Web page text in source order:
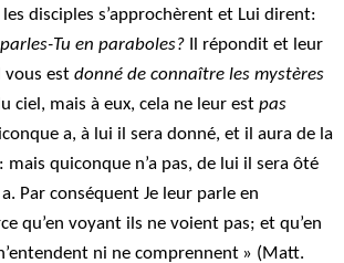
disciples s’approchèrent et Lui dirent:
Tu en paraboles? Il répondit et leur
vous estdonné de connaître les mystères
ciel, mais à eux, cela ne leur estpas
a, à lui il sera donné, et il aura de la
mais quiconque n’a pas, de lui il sera ôté
Par conséquent Je leur parle en
qu’en voyant ils ne voient pas; et qu’en
ni ne comprennent » (Matt.